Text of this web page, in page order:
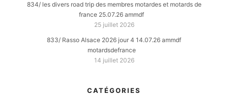
834/ les divers road trip des membres motardes et motards de
france 25.07.26 ammdf
25 juillet 2026
833/ Rasso Alsace 2026 jour 4 14.07.26 ammdf
motardsdefrance
14 juillet 2026
CATÉGORIES